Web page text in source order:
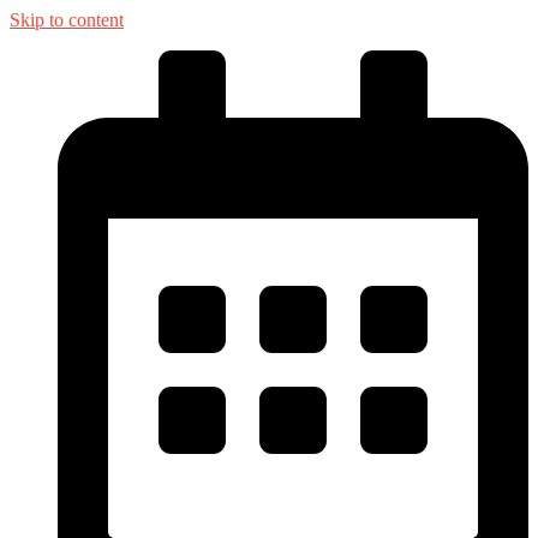
Skip to content